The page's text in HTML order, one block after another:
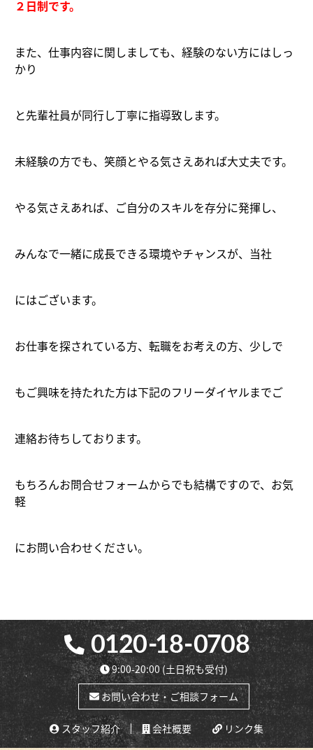
２ 日制です。
また、仕事内容に関しましても、経験のない方にはしっ
かり
と先輩社員が同行し丁寧に指導致します。
未経験の方でも、笑顔とやる気さえあれば大丈夫です。
やる気さえあれば、ご自分のスキルを存分に発揮し、
みんなで一緒に成長できる環境やチャンスが、当社
にはございます。
お仕事を探されている方、転職をお考えの方、少しで
もご興味を持たれた方は下記のフリーダイヤルまでご
連絡お待ちしております。
もちろんお問合せフォームからでも結構ですので、お気
軽
にお問い合わせください。
9:00-20:00(土日祝も受付)
お問い合わせ・ご相談フォーム
スタッフ紹介 会社概要 リンク集